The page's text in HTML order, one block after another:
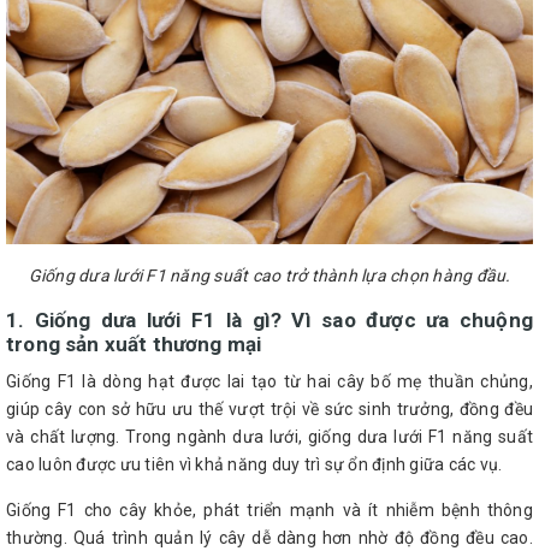
Giống dưa lưới F1 năng suất cao trở thành lựa chọn hàng đầu.
1. Giống dưa lưới F1 là gì? Vì sao được ưa chuộng
trong sản xuất thương mại
Giống F1 là dòng hạt được lai tạo từ hai cây bố mẹ thuần chủng,
giúp cây con sở hữu ưu thế vượt trội về sức sinh trưởng, đồng đều
và chất lượng. Trong ngành dưa lưới, giống dưa lưới F1 năng suất
cao luôn được ưu tiên vì khả năng duy trì sự ổn định giữa các vụ.
Giống F1 cho cây khỏe, phát triển mạnh và ít nhiễm bệnh thông
thường. Quá trình quản lý cây dễ dàng hơn nhờ độ đồng đều cao.